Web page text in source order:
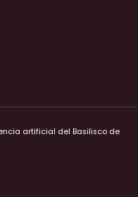
artificial del Basilisco de